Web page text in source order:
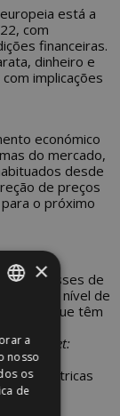
está a
com
financeiras.
dinheiro e
implicações
económico
do mercado,
desde
de preços
o próximo
classes de
um nível de
a que têm
Market:
e as
às métricas
×
a
nosso
os
de